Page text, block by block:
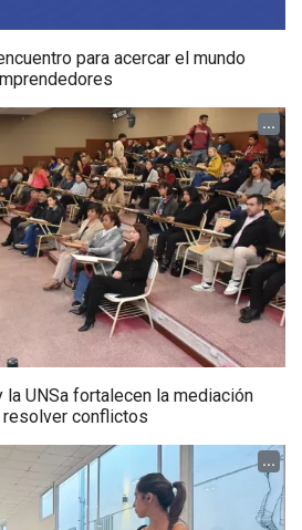
para acercar el mundo
...
la UNSa fortalecen la mediación
resolver conflictos
...